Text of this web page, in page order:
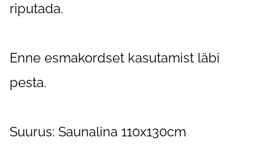
riputada.
Enne esmakordset kasutamist läbi
pesta.
Suurus: Saunalina 110x130cm